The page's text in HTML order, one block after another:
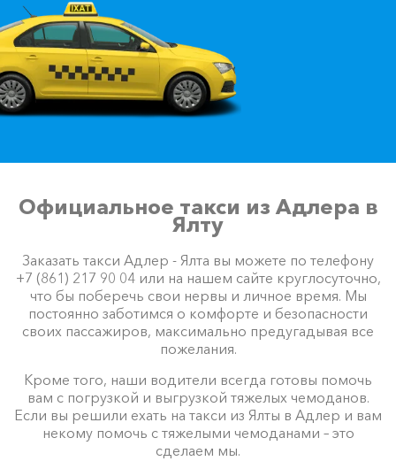
Официальное такси из Адлера в
Ялту
Заказать такси Адлер - Ялта вы можете по телефону
+7 (861) 217 90 04 или на нашем сайте круглосуточно,
что бы поберечь свои нервы и личное время. Мы
постоянно заботимся о комфорте и безопасности
своих пассажиров, максимально предугадывая все
пожелания.
Кроме того, наши водители всегда готовы помочь
вам с погрузкой и выгрузкой тяжелых чемоданов.
Если вы решили ехать на такси из Ялты в Адлер и вам
некому помочь с тяжелыми чемоданами – это
сделаем мы.